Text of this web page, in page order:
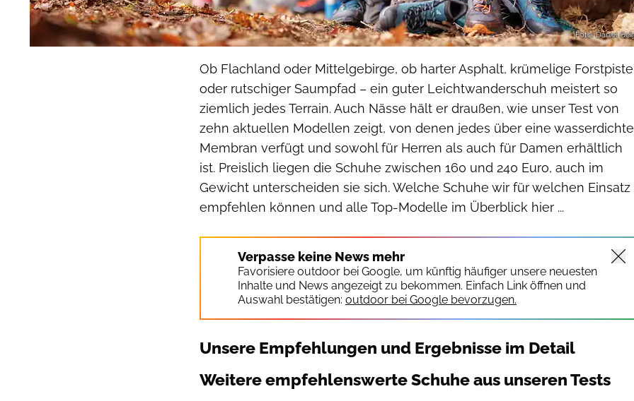
Foto: Daniel
Ob Flachland oder Mittelgebirge, ob harter Asphalt, krümelige Forstpiste
oder rutschiger Saumpfad – ein guter Leichtwanderschuh meistert so
ziemlich jedes Terrain. Auch Nässe hält er draußen, wie unser Test von
zehn aktuellen Modellen zeigt, von denen jedes über eine wasserdichte
Membran verfügt und sowohl für Herren als auch für Damen erhältlich
ist. Preislich liegen die Schuhe zwischen 160 und 240 Euro, auch im
Gewicht unterscheiden sie sich. Welche Schuhe wir für welchen Einsatz
empfehlen können und alle Top-Modelle im Überblick hier ...
Verpasse keine News mehr
Favorisiere outdoor bei Google, um künftig häufiger unsere neuesten
Inhalte und News angezeigt zu bekommen. Einfach Link öffnen und
Auswahl bestätigen: outdoor bei Google bevorzugen.
Unsere Empfehlungen und Ergebnisse im Detail
Weitere empfehlenswerte Schuhe aus unseren Tests